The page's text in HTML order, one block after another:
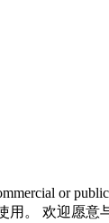
or
。 欢迎愿意